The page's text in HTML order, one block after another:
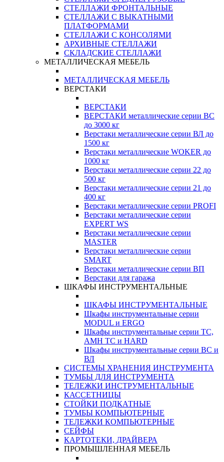
СТЕЛЛАЖИ ФРОНТАЛЬНЫЕ
СТЕЛЛАЖИ С ВЫКАТНЫМИ
ПЛАТФОРМАМИ
СТЕЛЛАЖИ С КОНСОЛЯМИ
АРХИВНЫЕ СТЕЛЛАЖИ
СКЛАДСКИЕ СТЕЛЛАЖИ
МЕТАЛЛИЧЕСКАЯ МЕБЕЛЬ
МЕТАЛЛИЧЕСКАЯ МЕБЕЛЬ
ВЕРСТАКИ
ВЕРСТАКИ
ВЕРСТАКИ металлические серии ВС
до 3000 кг
Верстаки металлические серии ВЛ до
1500 кг
Верстаки металлические WOKER до
1000 кг
Верстаки металлические серии 22 до
500 кг
Верстаки металлические серии 21 до
400 кг
Верстаки металлические серии PROFI
Верстаки металлические серии
EXPERT WS
Верстаки металлические серии
MASTER
Верстаки металлические серии
SMART
Верстаки металлические серии ВП
Верстаки для гаража
ШКАФЫ ИНСТРУМЕНТАЛЬНЫЕ
ШКАФЫ ИНСТРУМЕНТАЛЬНЫЕ
Шкафы инструментальные серии
MODUL и ERGO
Шкафы инструментальные серии ТС,
АМН ТС и HARD
Шкафы инструментальные серии ВС и
ВЛ
СИСТЕМЫ ХРАНЕНИЯ ИНСТРУМЕНТА
ТУМБЫ ДЛЯ ИНСТРУМЕНТА
ТЕЛЕЖКИ ИНСТРУМЕНТАЛЬНЫЕ
КАССЕТНИЦЫ
СТОЙКИ ПОДКАТНЫЕ
ТУМБЫ КОМПЬЮТЕРНЫЕ
ТЕЛЕЖКИ КОМПЬЮТЕРНЫЕ
СЕЙФЫ
КАРТОТЕКИ, ДРАЙВЕРА
ПРОМЫШЛЕННАЯ МЕБЕЛЬ